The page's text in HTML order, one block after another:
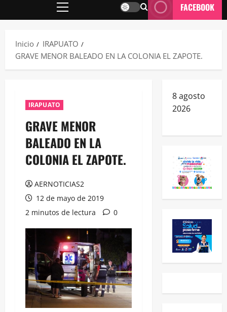
Menú
FACEBOOK
Inicio
IRAPUATO
GRAVE MENOR BALEADO EN LA COLONIA EL ZAPOTE.
IRAPUATO
GRAVE MENOR
BALEADO EN LA
COLONIA EL ZAPOTE.
AERNOTICIAS2
12 de mayo de 2019
2 minutos de lectura
0
8 agosto
2026